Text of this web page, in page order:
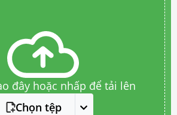
đây hoặc nhấp để tải lên
Chọn tệp